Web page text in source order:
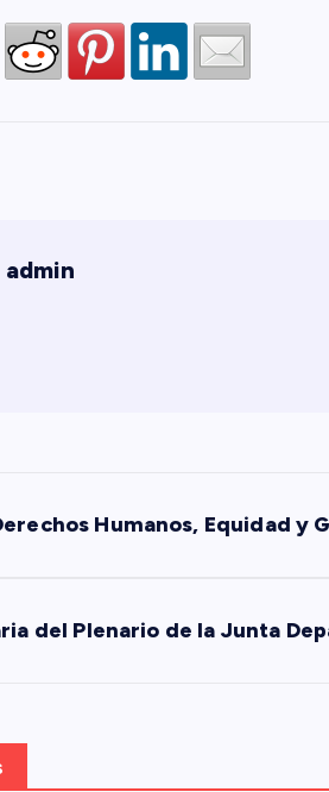
admin
Humanos, Equidad y
del Plenario de la Junta